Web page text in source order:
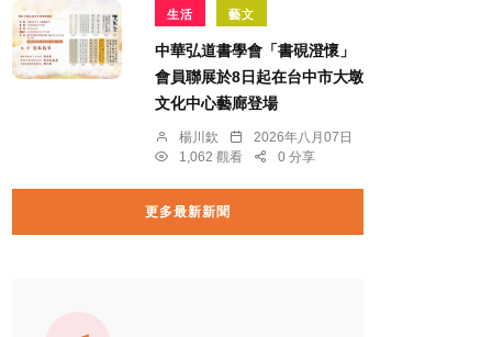
生活 藝文
中華弘道書學會「書硯澄懷」
會員聯展於8日起在台中市大墩
文化中心藝廊登場
楊川欽
2026年八月07日
1,062 觀看
0 分享
更多最新新聞